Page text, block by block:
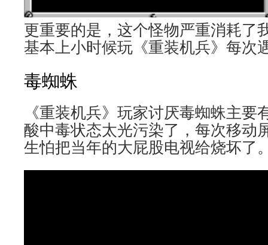
更重要的是，这个怪物严重消耗了
基本上小时候玩《重装机兵》每次
毒蜘蛛
《重装机兵》玩家讨厌毒蜘蛛主要
酸中毒状态太光污染了，每次移动
生怕把当年的大屁股电视给烧坏了